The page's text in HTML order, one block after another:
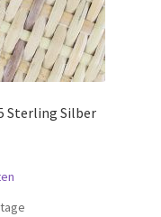
Sterling Silber